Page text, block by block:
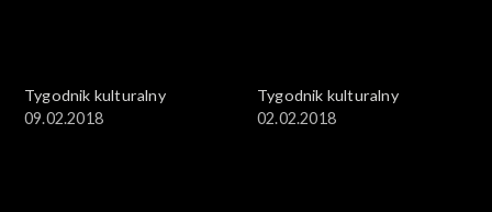
Tygodnik kulturalny
09.02.2018
Tygodnik kulturalny
02.02.2018